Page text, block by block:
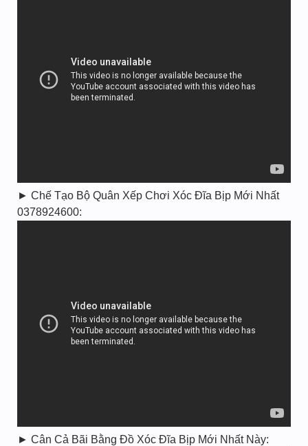
► Chế Tạo Bộ Quân Xếp Chơi Xóc Đĩa Bịp Mới Nhất
0378924600:
► Cân Cả Bãi Bằng Đồ Xóc Đĩa Bịp Mới Nhất Này: